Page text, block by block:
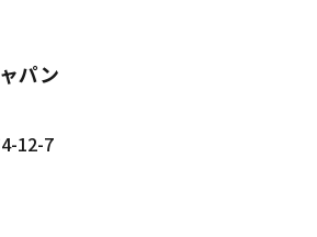
パン
12-7